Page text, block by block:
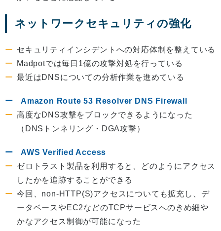
ネットワークセキュリティの強化
セキュリティインシデントへの対応体制を整えている
Madpotでは毎日1億の攻撃対処を行っている
最近はDNSについての分析作業を進めている
Amazon Route 53 Resolver DNS Firewall
高度なDNS攻撃をブロックできるようになった
（DNSトンネリング・DGA攻撃）
AWS Verified Access
ゼロトラスト製品を利用すると、どのようにアクセス
したかを追跡することができる
今回、non-HTTP(S)アクセスについても拡充し、デ
ータベースやEC2などのTCPサービスへのきめ細や
かなアクセス制御が可能になった